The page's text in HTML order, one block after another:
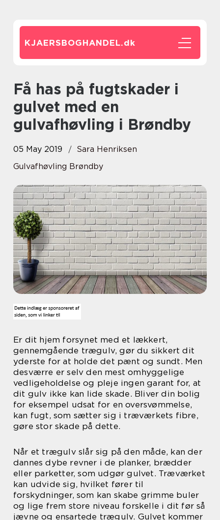
KJAERSBOGHANDEL.dk
Få has på fugtskader i
gulvet med en
gulvafhøvling i Brøndby
05 May 2019
Sara Henriksen
Gulvafhøvling Brøndby
Er dit hjem forsynet med et lækkert,
gennemgående trægulv, gør du sikkert dit
yderste for at holde det pænt og sundt. Men
desværre er selv den mest omhyggelige
vedligeholdelse og pleje ingen garant for, at
dit gulv ikke kan lide skade. Bliver din bolig
for eksempel udsat for en oversvømmelse,
kan fugt, som sætter sig i træværkets fibre,
gøre stor skade på dette.
Når et trægulv slår sig på den måde, kan der
dannes dybe revner i de planker, brædder
eller parketter, som udgør gulvet. Træværket
kan udvide sig, hvilket fører til
forskydninger, som kan skabe grimme buler
og lige frem store niveau forskelle i dit før så
jævne og ensartede trægulv. Gulvet kommer